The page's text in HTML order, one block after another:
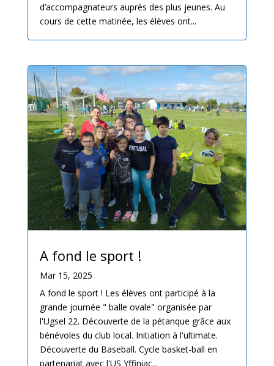
d’accompagnateurs auprès des plus jeunes. Au
cours de cette matinée, les élèves ont...
A fond le sport !
Mar 15, 2025
A fond le sport ! Les élèves ont participé à la
grande journée " balle ovale" organisée par
l'Ugsel 22. Découverte de la pétanque grâce aux
bénévoles du club local. Initiation à l'ultimate.
Découverte du Baseball. Cycle basket-ball en
partenariat avec l'US Yffiniac...